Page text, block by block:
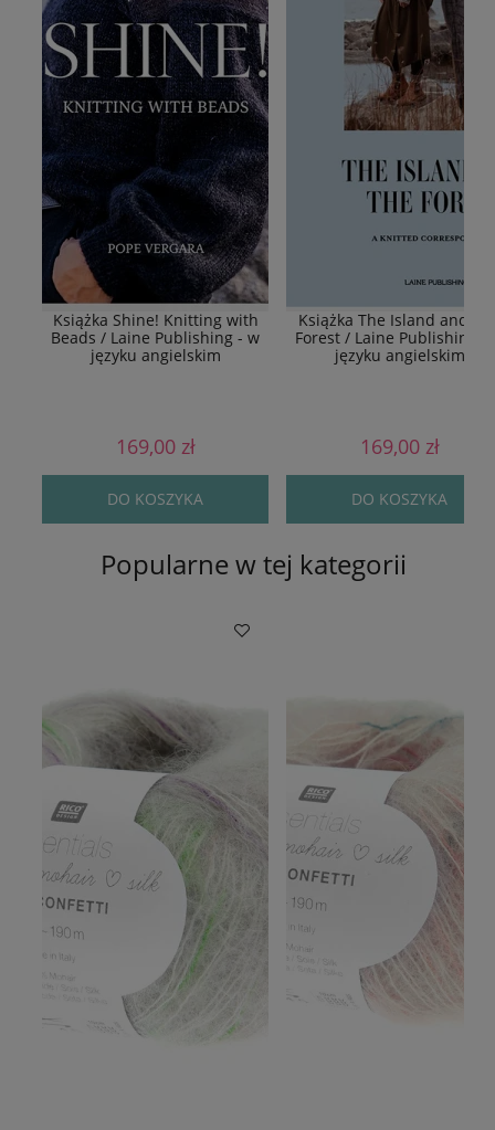
Książka Shine! Knitting with
Beads / Laine Publishing - w
języku angielskim
169,00 zł
DO KOSZYKA
Książka The Island and
Forest / Laine Publishing -
języku angielskim
169,00 zł
DO KOSZYKA
Popularne w tej kategorii